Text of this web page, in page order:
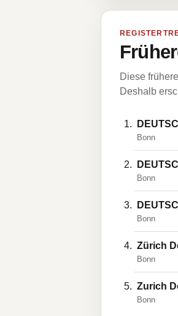
Diese
Deshalb
Bonn
Bonn
Bonn
Zürich
Bonn
Zurich
Bonn